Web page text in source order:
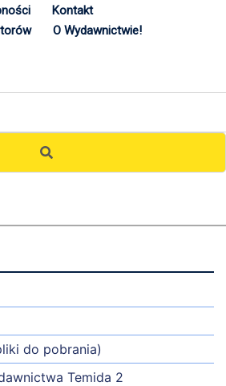
Kontakt
O Wydawnictwie!
do pobrania)
Temida 2